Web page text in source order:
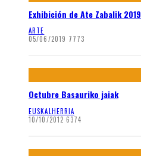
Exhibición de Ate Zabalik 2019
ARTE
05/06/2019 7773
Octubre Basauriko jaiak
EUSKALHERRIA
10/10/2012 6374